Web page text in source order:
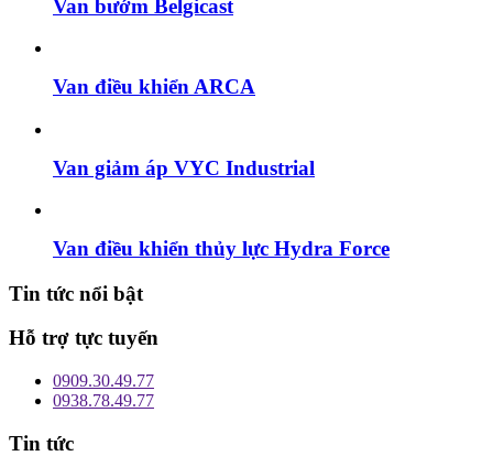
Van bướm Belgicast
Van điều khiển ARCA
Van giảm áp VYC Industrial
Van điều khiển thủy lực Hydra Force
Tin tức nổi bật
Hỗ trợ tực tuyến
0909.30.49.77
0938.78.49.77
Tin tức